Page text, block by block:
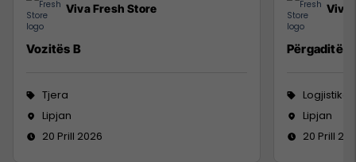
Viva Fresh Store
Vozitës B
Tjera
Lipjan
20 Prill 2026
Viva
Përgaditës
Logjistikë
Lipjan
20 Prill